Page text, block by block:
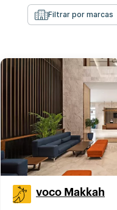
Filtrar por marcas
voco Makkah